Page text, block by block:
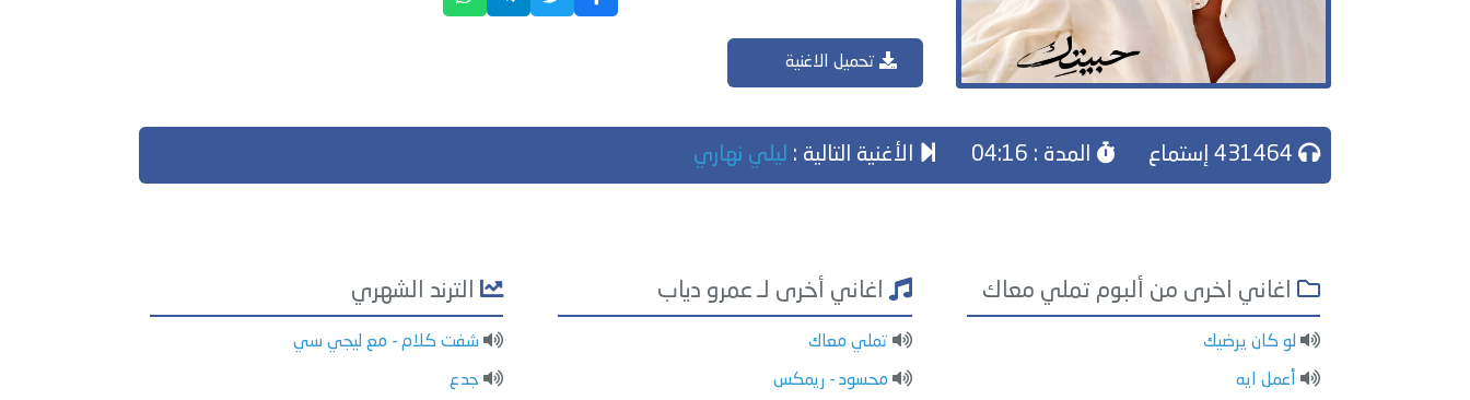
تحميل الاغنية
المدة : 04:16 الأغنية التالية : ليلي نهاري
اغاني اخرى من ألبوم تملي معاك
لو كان يرضيك
أعمل ايه
اغاني أخرى لـ عمرو دياب
تملي معاك
محسود - ريمكس
الترند الشهري
شفت كلام - مع ليجي سي
جدع